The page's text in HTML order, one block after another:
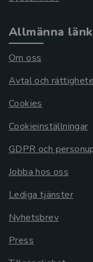
Allmänna
Om oss
Avtal och
Cookies
Cookieinställningar
GDPR och
Jobba hos oss
Lediga tjänster
Nyhetsbrev
Press